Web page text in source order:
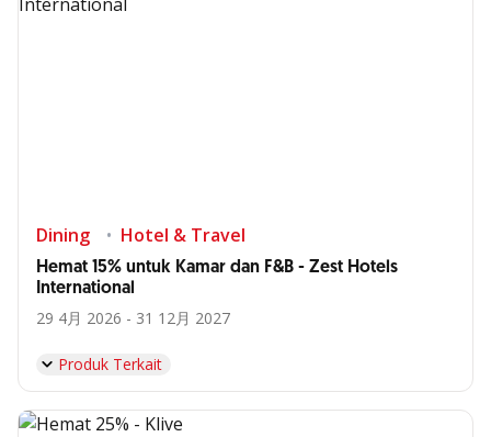
Dining Hotel & Travel
Hemat 15% untuk Kamar dan F&B - Zest Hotels
International
29 4月 2026 - 31 12月 2027
Produk Terkait